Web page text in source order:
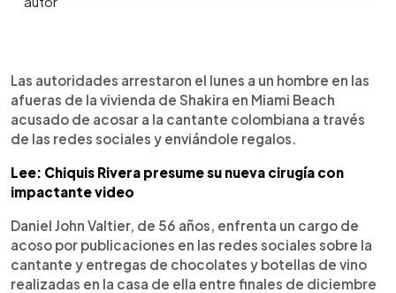
Escuchar artículo
Las autoridades arrestaron el lunes a un hombre en las
afueras de la vivienda de Shakira en Miami Beach
acusado de acosar a la cantante colombiana a través
de las redes sociales y enviándole regalos.
Lee: Chiquis Rivera presume su nueva cirugía con
impactante video
Daniel John Valtier, de 56 años, enfrenta un cargo de
acoso por publicaciones en las redes sociales sobre la
cantante y entregas de chocolates y botellas de vino
realizadas en la casa de ella entre finales de diciembre